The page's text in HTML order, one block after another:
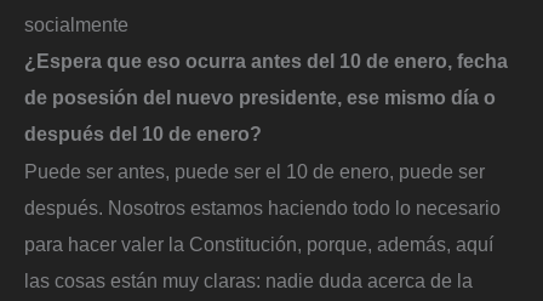
socialmente
¿Espera que eso ocurra antes del 10 de enero, fecha
de posesión del nuevo presidente, ese mismo día o
después del 10 de enero?
Puede ser antes, puede ser el 10 de enero, puede ser
después. Nosotros estamos haciendo todo lo necesario
para hacer valer la Constitución, porque, además, aquí
las cosas están muy claras: nadie duda acerca de la